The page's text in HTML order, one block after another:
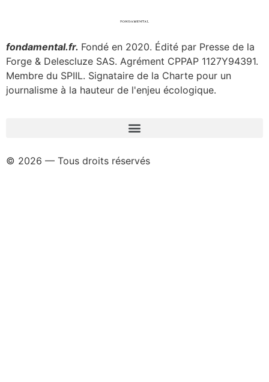
fondamental.fr. Fondé en 2020. Édité par Presse de la
Forge & Delescluze SAS. Agrément CPPAP 1127Y94391.
Membre du SPIIL. Signataire de la Charte pour un
journalisme à la hauteur de l'enjeu écologique.
© 2026 — Tous droits réservés